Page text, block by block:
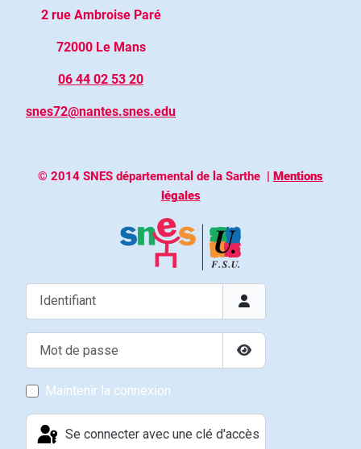
2 rue Ambroise Paré
72000 Le Mans
06 44 02 53 20
snes72@nantes.snes.edu
© 2014 SNES départemental de la Sarthe | Mentions
légales
Identifiant
Afficher le mot de
Maintenir la connexion
Se connecter avec une clé d'accès